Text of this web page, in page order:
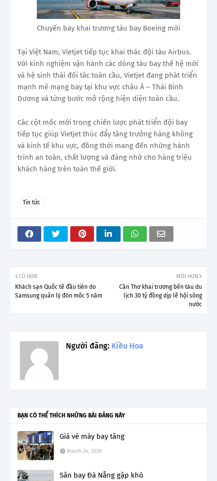
Chuyến bay khai trương tàu bay Boeing mới
Tại Việt Nam, Vietjet tiếp tục khai thác đội tàu Airbus.
Với kinh nghiệm vận hành các dòng tàu bay thế hệ mới
và hệ sinh thái đối tác toàn cầu, Vietjet đang phát triển
mạnh mẽ mạng bay tại khu vực châu Á – Thái Bình
Dương và từng bước mở rộng hiện diện toàn cầu.
Các cột mốc mới trong chiến lược phát triển đội bay
tiếp tục giúp Vietjet thúc đẩy tăng trưởng hàng không
và kinh tế khu vực, đồng thời mang đến những hành
trình an toàn, chất lượng và đáng nhớ cho hàng triệu
khách hàng trên toàn thế giới.
Tin tức
MỚI HƠN
Cần Thơ khai trương bến tàu du
lịch 30 tỷ đồng dịp lễ hội sông
nước
CŨ HƠN
Khách sạn Quốc tế đầu tiên do
Samsung quản lý đón mốc 5 năm
Người đăng: Kiều Hoa
BẠN CÓ THỂ THÍCH NHỮNG BÀI ĐĂNG NÀY
Giá vé máy bay tăng
March 24, 2026
Sân bay Đà Nẵng gặp khó